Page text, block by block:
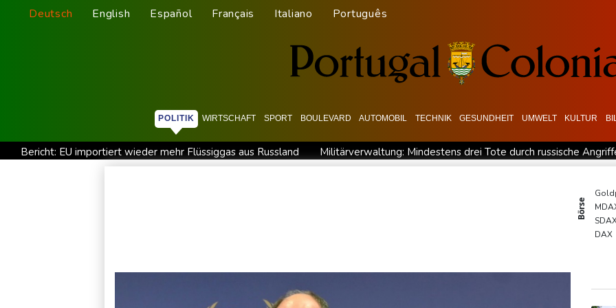
Deutsch English Español Français Italiano Português
POLITIK WIRTSCHAFT SPORT BOULEVARD AUTOMOBIL TECHNIK GESUNDHEIT UMWELT KULTUR
Bericht: EU importiert wieder mehr Flüssiggas aus Russland
Militärverwaltung: Mindestens drei Tote durch russische
Trump spricht nach Ballsaal-Urteil von
Frei: Über Beteiligung an AfD-Regierung entscheidet
"Rente mit 63": Unionsfraktionschef Frei offen für
Börse
DAX